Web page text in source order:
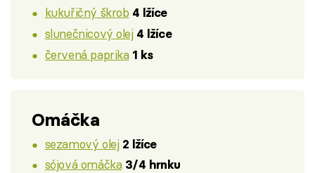
kukuřičný škrob 4 lžíce
slunečnicový olej 4 lžíce
červená paprika 1 ks
Omáčka
sezamový olej 2 lžíce
sójová omáčka 3/4 hrnku